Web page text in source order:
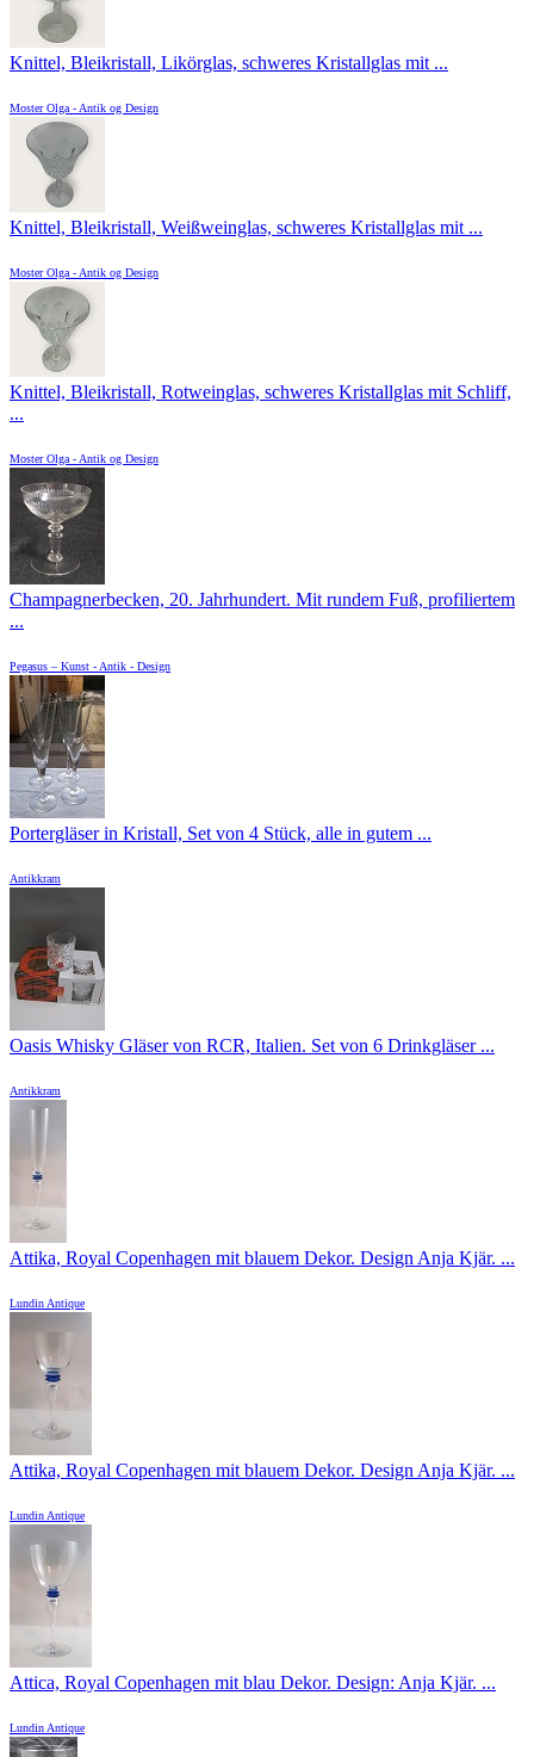
Knittel, Bleikristall, Likörglas, schweres Kristallglas mit ...
Moster Olga - Antik og Design
Knittel, Bleikristall, Weißweinglas, schweres Kristallglas mit ...
Moster Olga - Antik og Design
Knittel, Bleikristall, Rotweinglas, schweres Kristallglas mit Schliff,
...
Moster Olga - Antik og Design
Champagnerbecken, 20. Jahrhundert. Mit rundem Fuß, profiliertem
...
Pegasus – Kunst - Antik - Design
Portergläser in Kristall, Set von 4 Stück, alle in gutem ...
Antikkram
Oasis Whisky Gläser von RCR, Italien. Set von 6 Drinkgläser ...
Antikkram
Attika, Royal Copenhagen mit blauem Dekor. Design Anja Kjär. ...
Lundin Antique
Attika, Royal Copenhagen mit blauem Dekor. Design Anja Kjär. ...
Lundin Antique
Attica, Royal Copenhagen mit blau Dekor. Design: Anja Kjär. ...
Lundin Antique